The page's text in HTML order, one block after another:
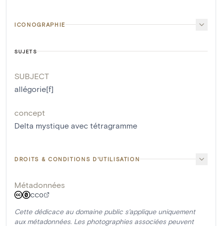
ICONOGRAPHIE
SUJETS
SUBJECT
allégorie[f]
concept
Delta mystique avec tétragramme
DROITS & CONDITIONS D'UTILISATION
Métadonnées
CC0
Cette dédicace au domaine public s'applique uniquement
aux métadonnées. Les photographies associées peuvent